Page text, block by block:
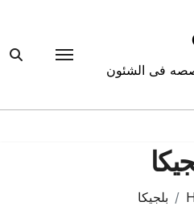
فى الشئون
بلجيكا